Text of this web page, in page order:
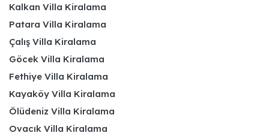
Kalkan Villa Kiralama
Patara Villa Kiralama
Çalış Villa Kiralama
Göcek Villa Kiralama
Fethiye Villa Kiralama
Kayaköy Villa Kiralama
Ölüdeniz Villa Kiralama
Ovacık Villa Kiralama